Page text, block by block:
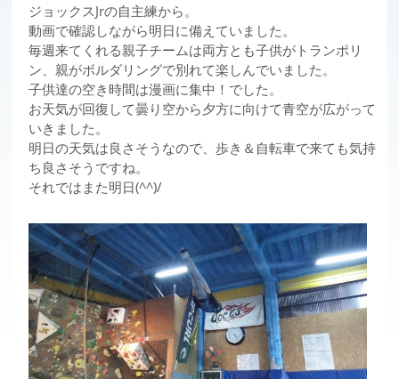
ジョックスJrの自主練から。
動画で確認しながら明日に備えていました。
毎週来てくれる親子チームは両方とも子供がトランポリ
ン、親がボルダリングで別れて楽しんでいました。
子供達の空き時間は漫画に集中！でした。
お天気が回復して曇り空から夕方に向けて青空が広がって
いきました。
明日の天気は良さそうなので、歩き＆自転車で来ても気持
ち良さそうですね。
それではまた明日(^^)/